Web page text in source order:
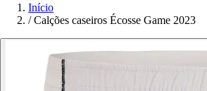
Início
/ Calções caseiros Écosse Game 2023